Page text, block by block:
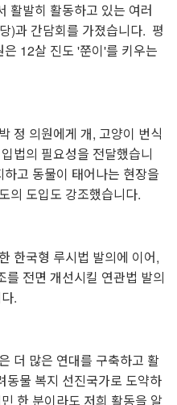
활발히 활동하고 있는 여러
)과 간담회를 가졌습니다. 평
12살 진도 '쭌이'를 키우는
정 의원에게 개, 고양이 번식
법의 필요성을 전달했습니
고 동물이 태어나는 현장을
의 도입도 강조했습니다.
한국형 루시법 발의에 이어,
전면 개선시킬 연관법 발의
.
더 많은 연대를 구축하고 활
동물 복지 선진국가로 도약하
한 분이라도 저희 활동을 알